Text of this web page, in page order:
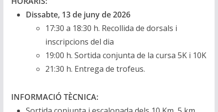
Dissabte, 13 de juny de 2026
17:30 a 18:30 h. Recollida de dorsals i
inscripcions del dia
19:00 h. Sortida conjunta de la cursa 5K i 10K
21:30 h. Entrega de trofeus.
INFORMACIÓ TÈCNICA: